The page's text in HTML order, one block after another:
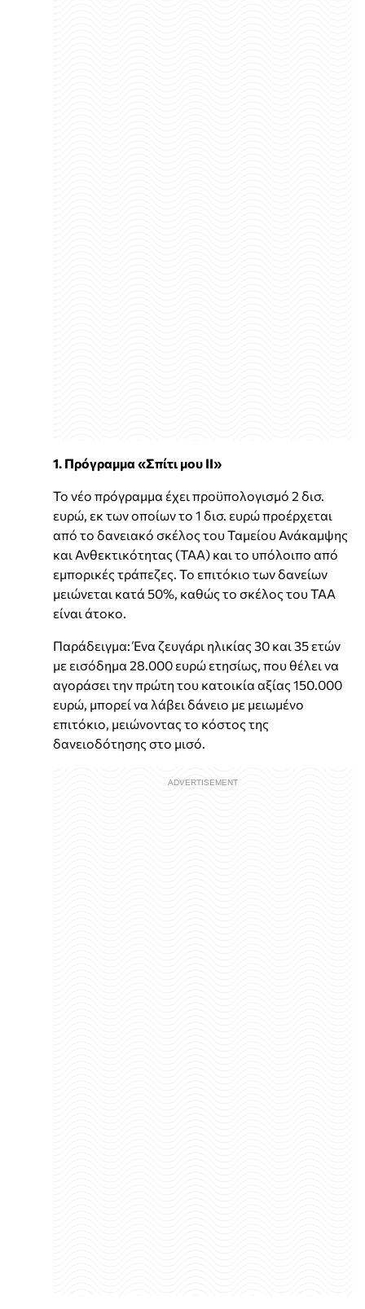
1. Πρόγραμμα «Σπίτι μου ΙΙ»
Το νέο πρόγραμμα έχει προϋπολογισμό 2 δισ.
ευρώ, εκ των οποίων το 1 δισ. ευρώ προέρχεται
από το δανειακό σκέλος του Ταμείου Ανάκαμψης
και Ανθεκτικότητας (ΤΑΑ) και το υπόλοιπο από
εμπορικές τράπεζες. Το επιτόκιο των δανείων
μειώνεται κατά 50%, καθώς το σκέλος του ΤΑΑ
είναι άτοκο.
Παράδειγμα: Ένα ζευγάρι ηλικίας 30 και 35 ετών
με εισόδημα 28.000 ευρώ ετησίως, που θέλει να
αγοράσει την πρώτη του κατοικία αξίας 150.000
ευρώ, μπορεί να λάβει δάνειο με μειωμένο
επιτόκιο, μειώνοντας το κόστος της
δανειοδότησης στο μισό.